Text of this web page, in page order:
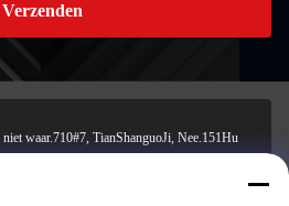
Verzenden
niet waar.710#7, TianShanguoJi, Nee.151Hu